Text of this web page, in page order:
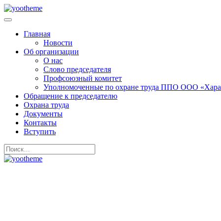
Главная
Новости
Об организации
О нас
Слово председателя
Профсоюзный комитет
Уполномоченные по охране труда ППО ООО
Обращение к председателю
Охрана труда
Документы
Контакты
Вступить